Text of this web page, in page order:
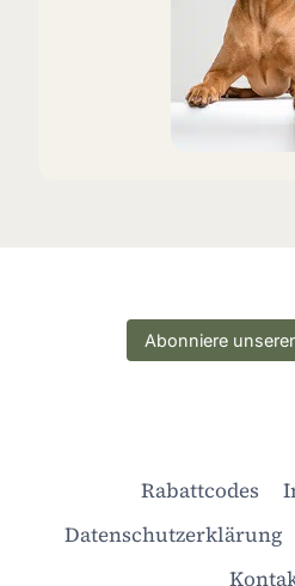
Abonniere
Rabattcodes
Datenschutzerklärung